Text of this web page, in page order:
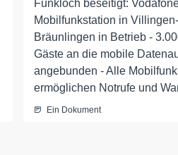
Funkloch beseitigt:
Mobilfunkstation in
Bräunlingen in Betrieb -
Gäste an die mobile
angebunden - Alle
ermöglichen Notrufe und
Ein Dokument